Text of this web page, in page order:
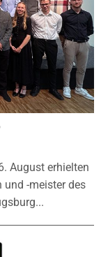
August erhielten
und -meister des